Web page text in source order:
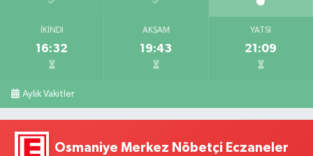
İKINDI
16:32
AKŞAM
19:43
YATSI
21:09
Aylık Vakitler
Osmaniye Merkez Nöbetçi Eczaneler